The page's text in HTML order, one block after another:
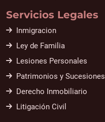
Servicios Legales
Inmigracion
Ley de Familia
Lesiones Personales
Patrimonios y Sucesiones
Derecho Inmobiliario
Litigación Civil